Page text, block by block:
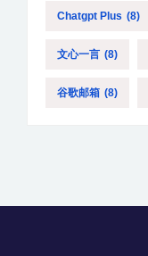
Chatgpt Plus (8)
文心一言 (8)
谷歌邮箱 (8)